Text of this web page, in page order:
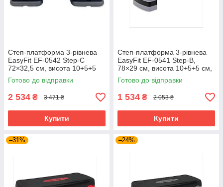
Степ-платформа 3-рівнева
EasyFit EF-0542 Step-С
72×32,5 см, висота 10+5+5
см, для фітнесу, аеробіки й
тренувань Сірий
Готово до відправки
2 534 ₴ 3 471 ₴
Купити
Степ-платформа 3-рівнева
EasyFit EF-0541 Step-B,
78×29 см, висота 10+5+5 см,
чорна з сірою — для фітнесу,
аеробіки й тренувань
Готово до відправки
1 534 ₴ 2 053 ₴
Купити
–31% –24%